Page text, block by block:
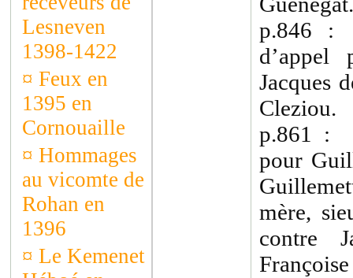
Lesneven
1398-1422
¤ Feux en
1395 en
Cornouaille
¤ Hommages
au vicomte de
Rohan en
1396
¤ Le Kemenet
p.846
Jacques
Cleziou.
p.861 :
pour
mère,
contre